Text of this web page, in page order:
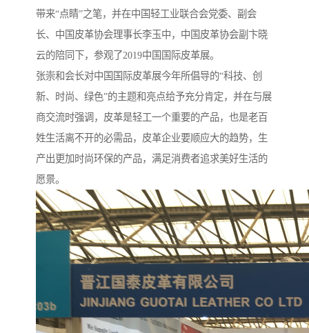
带来“点睛”之笔，并在中国轻工业联合会党委、副会
长、中国皮革协会理事长李玉中，中国皮革协会副卞晓
云的陪同下，参观了2019中国国际皮革展。
张崇和会长对中国国际皮革展今年所倡导的“科技、创
新、时尚、绿色”的主题和亮点给予充分肯定，并在与展
商交流时强调，皮革是轻工一个重要的产品，也是老百
姓生活离不开的必需品，皮革企业要顺应大的趋势，生
产出更加时尚环保的产品，满足消费者追求美好生活的
愿景。